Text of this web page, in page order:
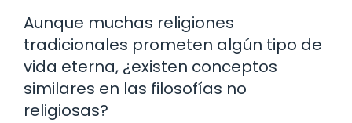
Aunque muchas religiones
tradicionales prometen algún tipo de
vida eterna, ¿existen conceptos
similares en las filosofías no
religiosas?